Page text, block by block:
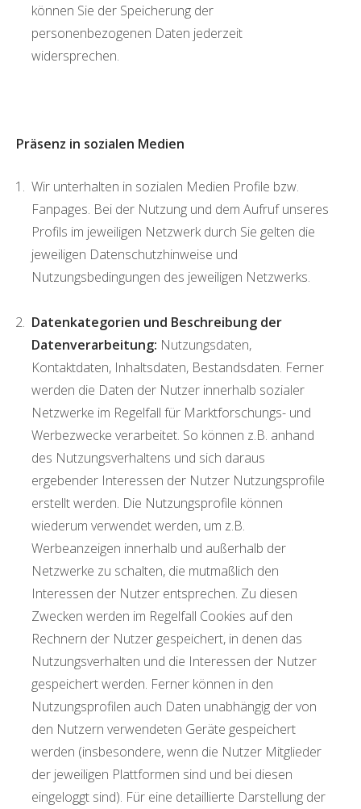
können Sie der Speicherung der
personenbezogenen Daten jederzeit
widersprechen.
Präsenz in sozialen Medien
Wir unterhalten in sozialen Medien Profile bzw.
Fanpages. Bei der Nutzung und dem Aufruf unseres
Profils im jeweiligen Netzwerk durch Sie gelten die
jeweiligen Datenschutzhinweise und
Nutzungsbedingungen des jeweiligen Netzwerks.
Datenkategorien und Beschreibung der
Datenverarbeitung: Nutzungsdaten,
Kontaktdaten, Inhaltsdaten, Bestandsdaten. Ferner
werden die Daten der Nutzer innerhalb sozialer
Netzwerke im Regelfall für Marktforschungs- und
Werbezwecke verarbeitet. So können z.B. anhand
des Nutzungsverhaltens und sich daraus
ergebender Interessen der Nutzer Nutzungsprofile
erstellt werden. Die Nutzungsprofile können
wiederum verwendet werden, um z.B.
Werbeanzeigen innerhalb und außerhalb der
Netzwerke zu schalten, die mutmaßlich den
Interessen der Nutzer entsprechen. Zu diesen
Zwecken werden im Regelfall Cookies auf den
Rechnern der Nutzer gespeichert, in denen das
Nutzungsverhalten und die Interessen der Nutzer
gespeichert werden. Ferner können in den
Nutzungsprofilen auch Daten unabhängig der von
den Nutzern verwendeten Geräte gespeichert
werden (insbesondere, wenn die Nutzer Mitglieder
der jeweiligen Plattformen sind und bei diesen
eingeloggt sind). Für eine detaillierte Darstellung der